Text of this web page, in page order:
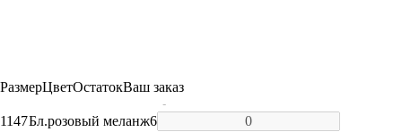
РазмерЦветОстатокВаш заказ
1147Бл.розовый меланж6
-